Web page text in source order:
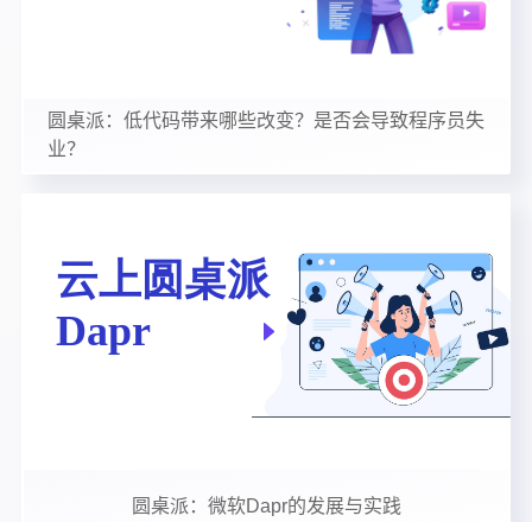
圆桌派：低代码带来哪些改变？是否会导致程序员失
业？
圆桌派：微软Dapr的发展与实践